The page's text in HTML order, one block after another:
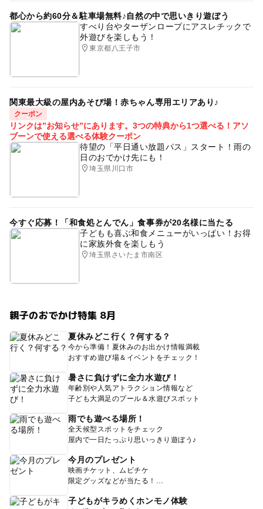
都心から約60分＆駐車場無料♪自然の中で思いきり遊ぼう
すべり台やターザンロープにアスレチックで
外遊びを楽しもう！
東京都八王子市
関東最大級の屋内あそび場！赤ちゃん専用エリアあり♪
クーポン
リンクは”お知らせ”にあります。3つの特典から1つ選べる！アソ
ブーンで使える選べる体験クーポン
待望の「平日通い放題パス」スタート！雨の
日のおでかけ先にも！
埼玉県川口市
今すぐ応募！「和食処とんでん」食事券が20名様に当たる
子どもも喜ぶ和食メニューがいっぱい！お得
に家族外食を楽しもう
埼玉県さいたま市南区
親子のおでかけ特集 8月
夏休みどこ行く？何する？
今から準備！夏休みのお出かけ情報満載
おすすめ遊び場＆イベントをチェック！
暑さに負けずに全力水遊び！
年齢別や人気アトラクション情報など
子ども大満足のプール＆水遊びスポット
雨でも遊べる場所！
全天候型スポットをチェック
屋内で一日たっぷり思いっきり遊ぼう♪
今月のプレゼント
映画チケット、ムビチケ
限定グッズなどが当たる！
子どもがキラめくホンモノ体験